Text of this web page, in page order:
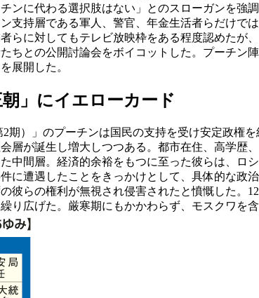
ンに代わる選択肢はない」とのスローガンを強調
支持層である軍人、警官、年金生活者らだけで
らに対してもテレビ放映枠をある程度認めたが
ちとの公開討論会をボイコットした。プーチン
展開した。
」にイエローカード
期）」のプーチンは国民の支持を受け安定政
層が誕生し増大しつつある。都市在住、高学歴
中間層。経済的余裕をもつに至った彼らは、ロ
に遭遇したことをきっかけとして、具体的な政
彼らの権利が無視され侵害されたと憤慨した。
り広げた。厳寒期にもかかわらず、モスクワを